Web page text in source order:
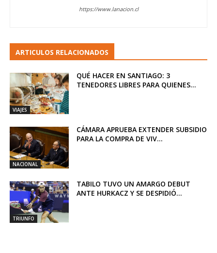
https://www.lanacion.cl
ARTICULOS RELACIONADOS
VIAJES
QUÉ HACER EN SANTIAGO: 3
TENEDORES LIBRES PARA QUIENES...
NACIONAL
CÁMARA APRUEBA EXTENDER SUBSIDIO
PARA LA COMPRA DE VIV...
TRIUNFO
TABILO TUVO UN AMARGO DEBUT
ANTE HURKACZ Y SE DESPIDIÓ...